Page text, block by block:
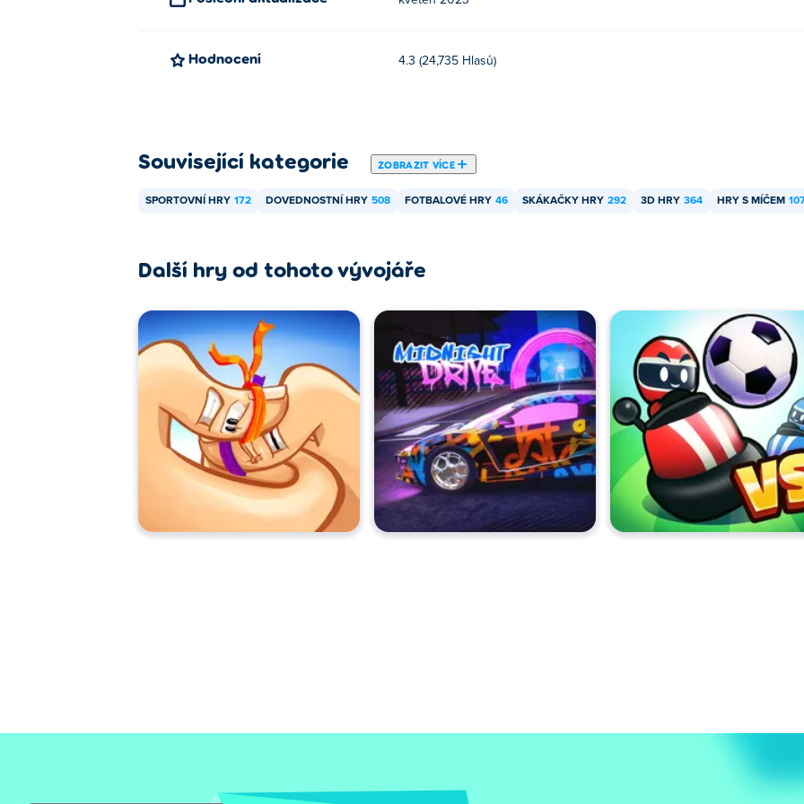
Hodnocení 4.3 (24,735 Hlasů)
Související kategorie ZOBRAZIT VÍCE
SPORTOVNÍ HRY 172 DOVEDNOSTNÍ HRY 508 FOTBALOVÉ HRY 46 SKÁKAČKY HRY 292 3D HRY 364 HRY S MÍČEM
Další hry od tohoto vývojáře